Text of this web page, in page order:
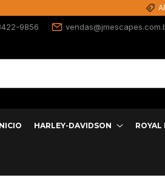
9856
HARLEY-DAVIDSON ROYAL